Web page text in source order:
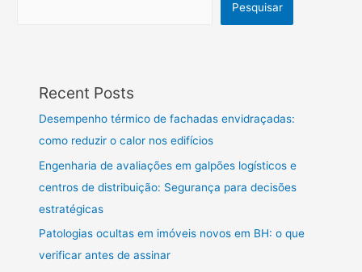
Pesquisar
Recent Posts
Desempenho térmico de fachadas envidraçadas:
como reduzir o calor nos edifícios
Engenharia de avaliações em galpões logísticos e
centros de distribuição: Segurança para decisões
estratégicas
Patologias ocultas em imóveis novos em BH: o que
verificar antes de assinar